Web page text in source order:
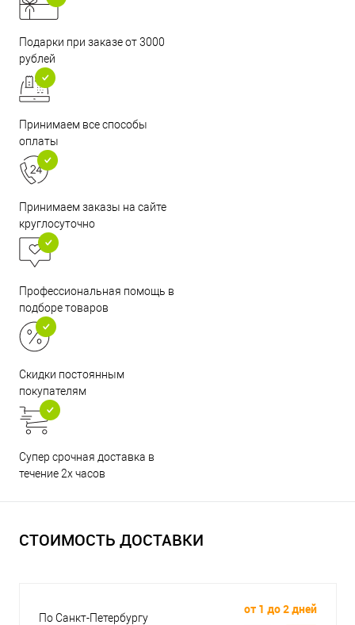
Подарки при заказе от 3000
рублей
Принимаем все способы
оплаты
Принимаем заказы на сайте
круглосуточно
Профессиональная помощь в
подборе товаров
Скидки постоянным
покупателям
Супер срочная доставка в
течение 2х часов
СТОИМОСТЬ ДОСТАВКИ
По Санкт-Петербургу
от 1 до 2 дней